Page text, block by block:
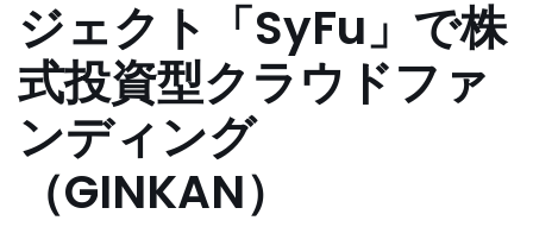
へ
キ
ッ
プ
ジェクト「SyFu」で株
式投資型クラウドファ
ンディング
（GINKAN）